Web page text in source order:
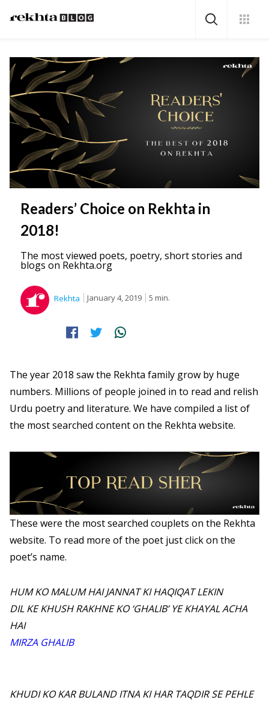
Readers’ Choice on Rekhta in
2018!
The most viewed poets, poetry, short stories and
blogs on Rekhta.org
Rekhta January 4, 2019 5 min.
The year 2018 saw the Rekhta family grow by huge
numbers. Millions of people joined in to read and relish
Urdu poetry and literature. We have compiled a list of
the most searched content on the Rekhta website.
These were the most searched couplets on the Rekhta
website. To read more of the poet just click on the
poet’s name.
HUM KO MALUM HAI JANNAT KI HAQIQAT LEKIN
DIL KE KHUSH RAKHNE KO ‘GHALIB’ YE KHAYAL ACHA
HAI
MIRZA GHALIB
KHUDI KO KAR BULAND ITNA KI HAR TAQDIR SE PEHLE